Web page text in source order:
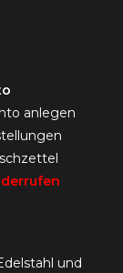
anlegen
und